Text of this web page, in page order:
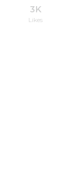
3K
Likes